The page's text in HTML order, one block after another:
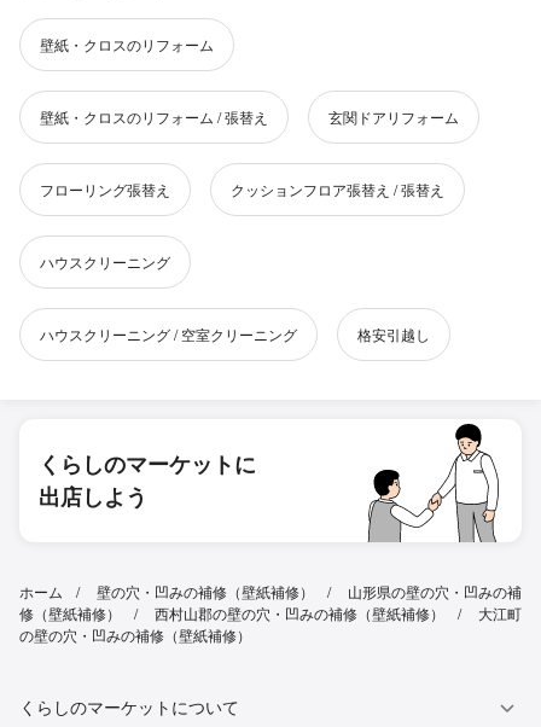
壁紙・クロスのリフォーム
壁紙・クロスのリフォーム / 張替え 玄関ドアリフォーム
フローリング張替え クッションフロア張替え / 張替え
ハウスクリーニング
ハウスクリーニング / 空室クリーニング 格安引越し
くらしのマーケットに
出店しよう
ホーム 壁の穴・凹みの補修（壁紙補修）
山形県の壁の穴・凹みの補
修（壁紙補修）
西村山郡の壁の穴・凹みの補修（壁紙補修）
大江町
の壁の穴・凹みの補修（壁紙補修）
くらしのマーケットについて